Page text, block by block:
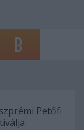
Petőfi